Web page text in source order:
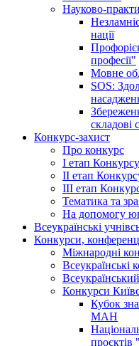
Науково-
нації
професії"
Мовне
SOS:
складові
Конкурс-захист
Про конкурс
І етап
ІІ етап
ІІІ етап
Тематика та
На допомогу
Всеукраїнські
Конкурси,
Міжнародні
Всеукраїнські
Конкурси
Кубок
МАН